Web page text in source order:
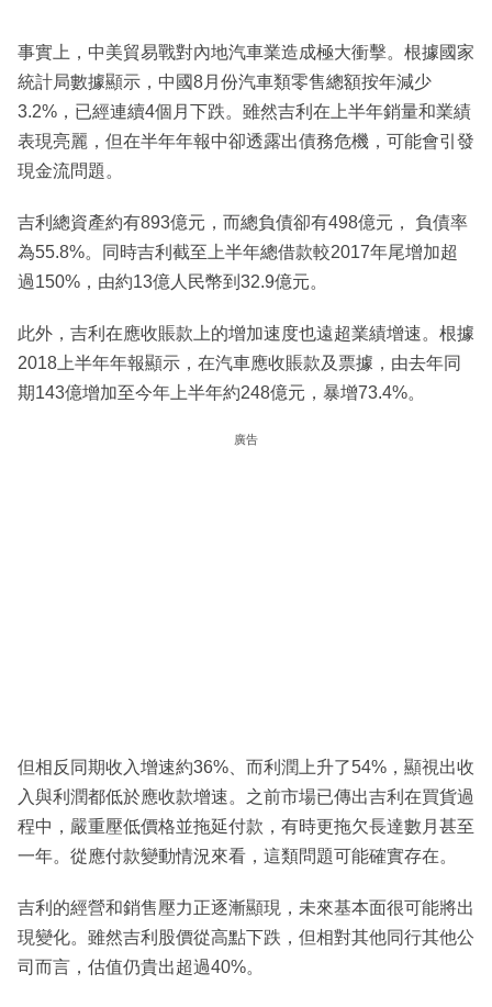
事實上，中美貿易戰對內地汽車業造成極大衝擊。根據國家
統計局數據顯示，中國8月份汽車類零售總額按年減少
3.2%，已經連續4個月下跌。雖然吉利在上半年銷量和業績
表現亮麗，但在半年年報中卻透露出債務危機，可能會引發
現金流問題。
吉利總資產約有893億元，而總負債卻有498億元， 負債率
為55.8%。同時吉利截至上半年總借款較2017年尾增加超
過150%，由約13億人民幣到32.9億元。
此外，吉利在應收賬款上的增加速度也遠超業績增速。根據
2018上半年年報顯示，在汽車應收賬款及票據，由去年同
期143億增加至今年上半年約248億元，暴增73.4%。
廣告
但相反同期收入增速約36%、而利潤上升了54%，顯視出收
入與利潤都低於應收款增速。之前市場已傳出吉利在買貨過
程中，嚴重壓低價格並拖延付款，有時更拖欠長達數月甚至
一年。從應付款變動情況來看，這類問題可能確實存在。
吉利的經營和銷售壓力正逐漸顯現，未來基本面很可能將出
現變化。雖然吉利股價從高點下跌，但相對其他同行其他公
司而言，估值仍貴出超過40%。